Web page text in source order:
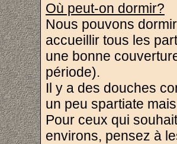
Où peut-on dormir?
Nous pouvons
accueillir tous les
une bonne
période).
Il y a des douches
un peu spartiate
Pour ceux qui
environs, pensez à